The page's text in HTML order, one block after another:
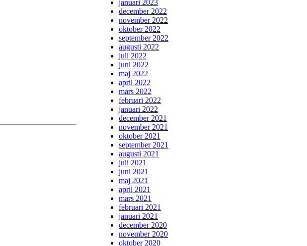
januari 2023
december 2022
november 2022
oktober 2022
september 2022
augusti 2022
juli 2022
juni 2022
maj 2022
april 2022
mars 2022
februari 2022
januari 2022
december 2021
november 2021
oktober 2021
september 2021
augusti 2021
juli 2021
juni 2021
maj 2021
april 2021
mars 2021
februari 2021
januari 2021
december 2020
november 2020
oktober 2020